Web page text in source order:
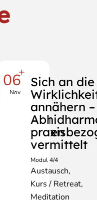
an die
–
06+
Nov
Sich an die
annähern –
vermittelt
Modul 4/4
Austausch
Kurs / Retreat
Meditation